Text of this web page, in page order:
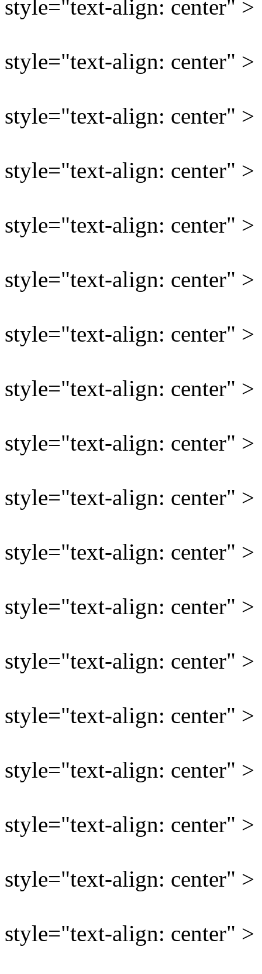
style="text-align: center" >
style="text-align: center" >
style="text-align: center" >
style="text-align: center" >
style="text-align: center" >
style="text-align: center" >
style="text-align: center" >
style="text-align: center" >
style="text-align: center" >
style="text-align: center" >
style="text-align: center" >
style="text-align: center" >
style="text-align: center" >
style="text-align: center" >
style="text-align: center" >
style="text-align: center" >
style="text-align: center" >
style="text-align: center" >